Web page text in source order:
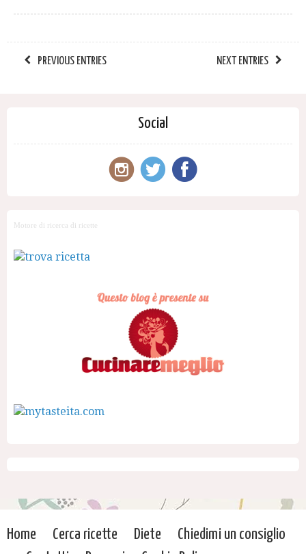
PREVIOUS ENTRIES NEXT ENTRIES
Social
Motore di ricerca di ricette
Home Cerca ricette Diete
Chiedimi un consiglio